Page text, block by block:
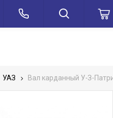
УАЗ Вал карданный У-З-